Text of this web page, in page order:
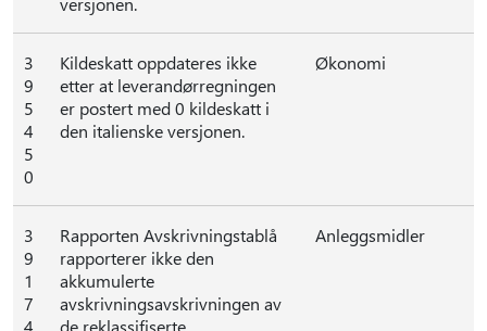
3
9
5
4
5
0
Kildeskatt oppdateres ikke
etter at leverandørregningen
er postert med 0 kildeskatt i
den italienske versjonen.
Økonomi
3
9
1
7
4
Rapporten Avskrivningstablå
rapporterer ikke den
akkumulerte
avskrivningsavskrivningen av
de reklassifiserte
Anleggsmidler